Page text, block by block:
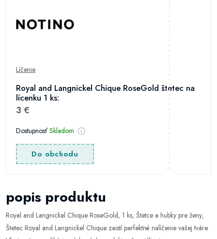
Líčenie
Royal and Langnickel Chique RoseGold štetec na
lícenku 1 ks:
3 €
Dostupnosť Skladom
Do obchodu
popis produktu
Royal and Langnickel Chique RoseGold, 1 ks, Štetce a hubky pre ženy,
Štetec Royal and Langnickel Chique zaistí perfektné nalíčenie vašej tváre.